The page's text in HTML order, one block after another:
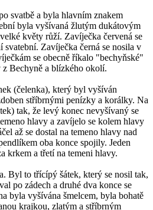
svatbě a byla hlavním znakem
byla vyšívaná žlutým dukátovým
květy růží. Zavíječka červená se
svatební. Zavíječka černá se nosila v
se obecně říkalo "bechyňské"
z Bechyně a blízkého okolí.
(čelenka), který byl vyšíván
stříbrnými penízky a korálky. Na
tak, že levý konec nevyšívaný se
hlavy a zavíjelo se kolem hlavy
až se dostal na temeno hlavy nad
oba konce spojily. Jeden
krkem a třetí na temeni hlavy.
Byl to třícípý šátek, který se nosil tak,
po zádech a druhé dva konce se
byla vyšívána šmelcem, byla bohatě
krajkou, zlatým a stříbrným